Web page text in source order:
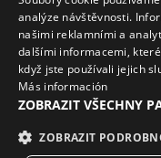
Právní upozornění
AI při
analýze návštěvnosti.
našimi reklamními a
dalšími informacemi,
když jste používali jejich
Más información
ZOBRAZIT VŠECHNY
ZOBRAZIT